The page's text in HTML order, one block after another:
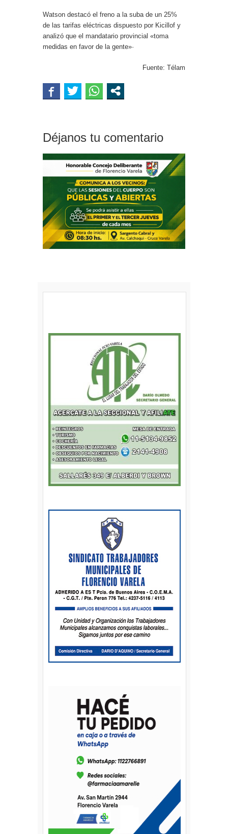
Watson destacó el freno a la suba de un 25%
de las tarifas eléctricas dispuesto por Kicillof y
analizó que el mandatario provincial «toma
medidas en favor de la gente»·
Fuente: Télam
Déjanos tu comentario